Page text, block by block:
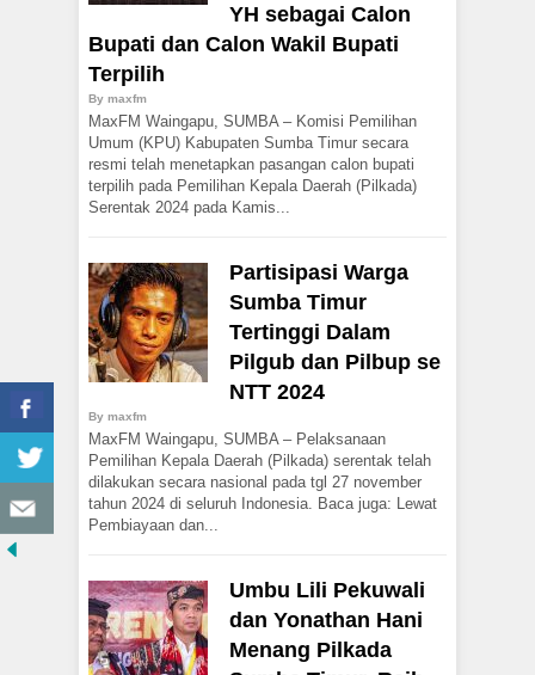
YH sebagai Calon
Bupati dan Calon Wakil Bupati
Terpilih
By maxfm
MaxFM Waingapu, SUMBA – Komisi Pemilihan
Umum (KPU) Kabupaten Sumba Timur secara
resmi telah menetapkan pasangan calon bupati
terpilih pada Pemilihan Kepala Daerah (Pilkada)
Serentak 2024 pada Kamis...
Partisipasi Warga
Sumba Timur
Tertinggi Dalam
Pilgub dan Pilbup se
NTT 2024
By maxfm
MaxFM Waingapu, SUMBA – Pelaksanaan
Pemilihan Kepala Daerah (Pilkada) serentak telah
dilakukan secara nasional pada tgl 27 november
tahun 2024 di seluruh Indonesia. Baca juga: Lewat
Pembiayaan dan...
Umbu Lili Pekuwali
dan Yonathan Hani
Menang Pilkada